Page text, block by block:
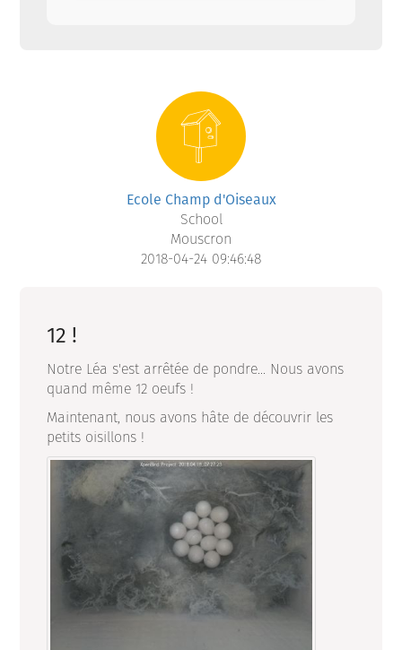
Ecole Champ d'Oiseaux
School
Mouscron
2018-04-24 09:46:48
12 !
Notre Léa s'est arrêtée de pondre... Nous avons
quand même 12 oeufs !
Maintenant, nous avons hâte de découvrir les
petits oisillons !